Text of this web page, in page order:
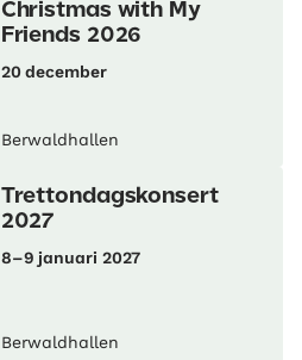
Christmas with My
Friends 2026
20 december
Berwaldhallen
Trettondagskonsert
2027
8–9 januari 2027
Berwaldhallen